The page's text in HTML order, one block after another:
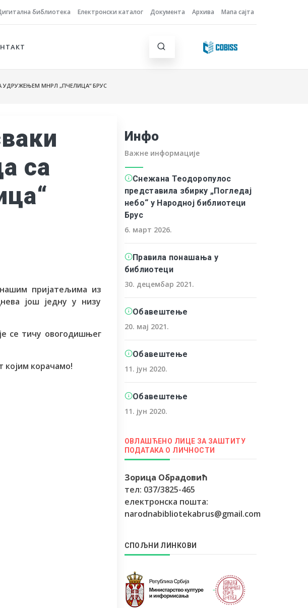
библиотека Електронски каталог Документа Архива Мапа сајта
УДРУЖЕЊЕМ МНРЛ „ПЧЕЛИЦА“ БРУС
са
пријатељима из
још једну у низу
се тичу овогодишњег
корачамо!
Инфо
Важне информације
Снежана Теодоропулос
представила збирку „Погледај
небо“ у Народној библиотеци
Брус
6. март 2026.
Правила понашања у
библиотеци
30. децембар 2021.
Обавештење
20. мај 2021.
Обавештење
11. јун 2020.
Обавештење
11. јун 2020.
ОВЛАШЋЕНО ЛИЦЕ ЗА ЗАШТИТУ
ПОДАТАКА О ЛИЧНОСТИ
Зорица Обрадовић
тел: 037/3825-465
електронска пошта:
narodnabibliotekabrus@gmail.com
СПОЉНИ ЛИНКОВИ